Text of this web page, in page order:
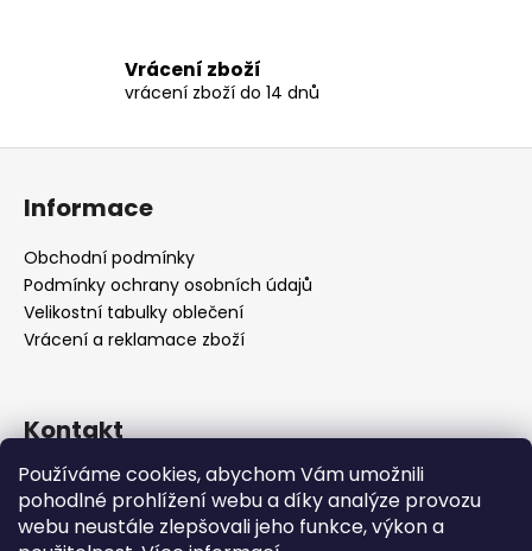
Používáme cookies, abychom Vám umožnili
pohodlné prohlížení webu a díky analýze provozu
webu neustále zlepšovali jeho funkce, výkon a
y
ý
Vrácení zboží
vrácení zboží do 14 dnů
Informace
Obchodní podmínky
Podmínky ochrany osobních údajů
Velikostní tabulky oblečení
Vrácení a reklamace zboží
Kontakt
support @vstore.cz
+420722092895